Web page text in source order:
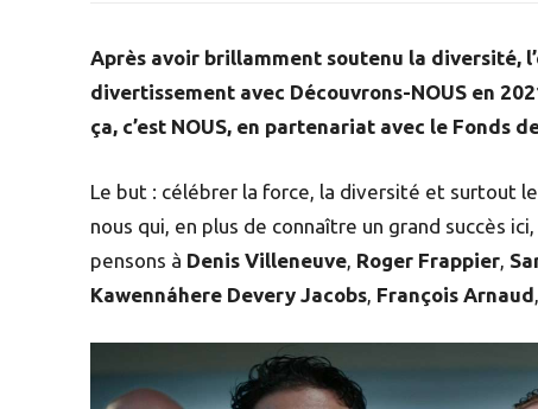
Après avoir brillamment soutenu la diversité,
divertissement avec Découvrons-NOUS en
ça, c’est NOUS, en partenariat avec le Fonds
Le but : célébrer la force, la diversité et surtout
nous qui, en plus de connaître un grand succès
pensons à Denis Villeneuve, Roger Frappier,
Kawennáhere Devery Jacobs, François Arnaud,